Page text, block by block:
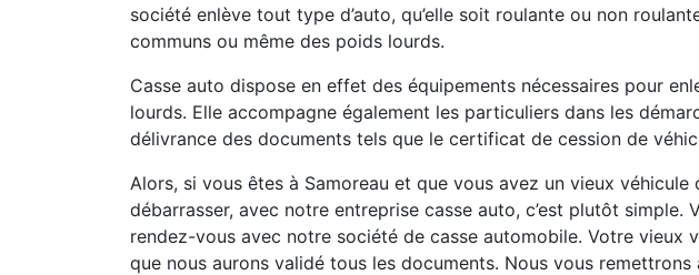
société enlève tout type d’auto, qu’elle soit roulante ou non
communs ou même des poids lourds.
Casse auto dispose en effet des équipements nécessaires pour
lourds. Elle accompagne également les particuliers dans les
délivrance des documents tels que le certificat de cession de
Alors, si vous êtes à Samoreau et que vous avez un vieux
débarrasser, avec notre entreprise casse auto, c’est plutôt simple.
rendez-vous avec notre société de casse automobile. Votre vieux
que nous aurons validé tous les documents. Nous vous